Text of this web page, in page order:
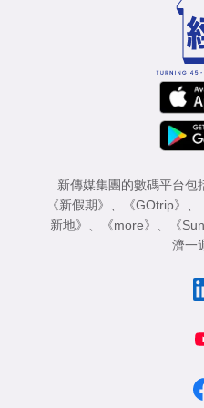
新傳媒集團的數碼平台包
《新假期》 、 《GOtrip》 、
新地》 、 《more》 、 《
濟一